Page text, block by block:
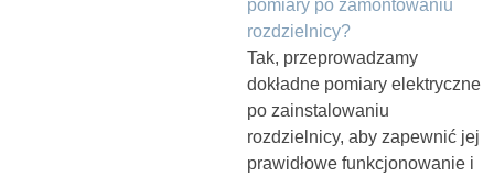
pomiary po zamontowaniu
rozdzielnicy?
Tak, przeprowadzamy
dokładne pomiary elektryczne
po zainstalowaniu
rozdzielnicy, aby zapewnić jej
prawidłowe funkcjonowanie i